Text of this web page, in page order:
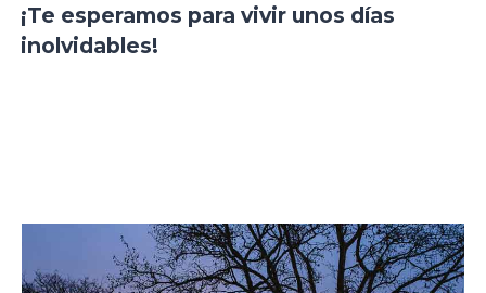
¡Te esperamos para vivir unos días
inolvidables!